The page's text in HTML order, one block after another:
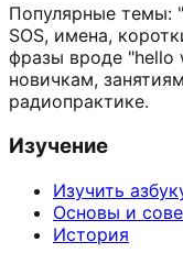
Популярные темы:
SOS, имена,
фразы вроде "hello
новичкам,
радиопрактике.
Изучение
Изучить
Основы и
История